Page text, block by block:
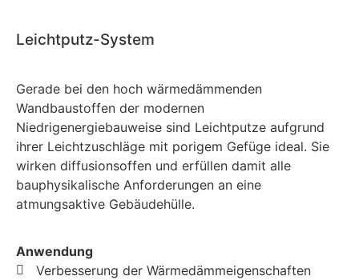
Leichtputz-System
Gerade bei den hoch wärmedämmenden
Wandbaustoffen der modernen
Niedrigenergiebauweise sind Leichtputze aufgrund
ihrer Leichtzuschläge mit porigem Gefüge ideal. Sie
wirken diffusionsoffen und erfüllen damit alle
bauphysikalische Anforderungen an eine
atmungsaktive Gebäudehülle.
Anwendung
Verbesserung der Wärmedämmeigenschaften